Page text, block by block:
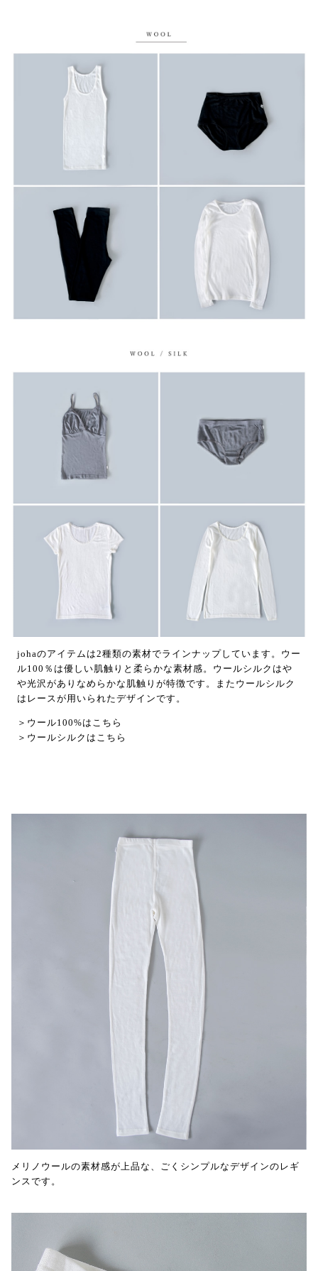
johaのアイテムは2種類の素材でラインナップしています。ウー
ル100％は優しい肌触りと柔らかな素材感。ウールシルクはや
や光沢がありなめらかな肌触りが特徴です。またウールシルク
はレースが用いられたデザインです。
＞ウール100%はこちら
＞ウールシルクはこちら
メリノウールの素材感が上品な、ごくシンプルなデザインのレギ
ンスです。